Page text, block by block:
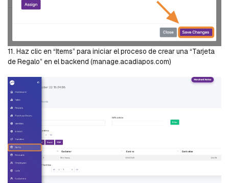
11. Haz clic en “Items” para iniciar el proceso de crear una “Tarjeta
de Regalo” en el backend (manage.acadiapos.com)